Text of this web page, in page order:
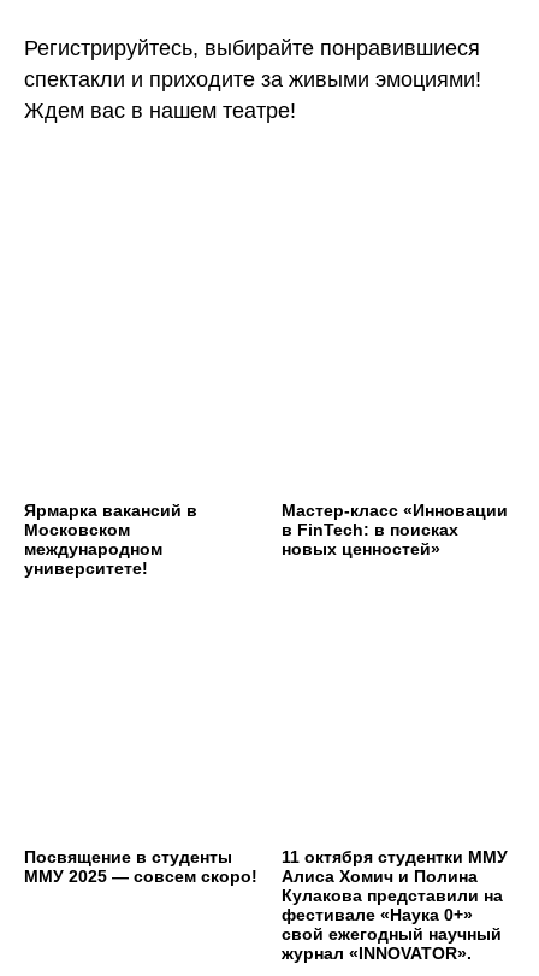
Регистрируйтесь, выбирайте понравившиеся
спектакли и приходите за живыми эмоциями!
Ждем вас в нашем театре!
Ярмарка вакансий в
Московском
международном
университете!
Мастер-класс «Инновации
в FinTech: в поисках
новых ценностей»
Посвящение в студенты
ММУ 2025 — совсем скоро!
11 октября студентки ММУ
Алиса Хомич и Полина
Кулакова представили на
фестивале «Наука 0+»
свой ежегодный научный
журнал «INNOVATOR».